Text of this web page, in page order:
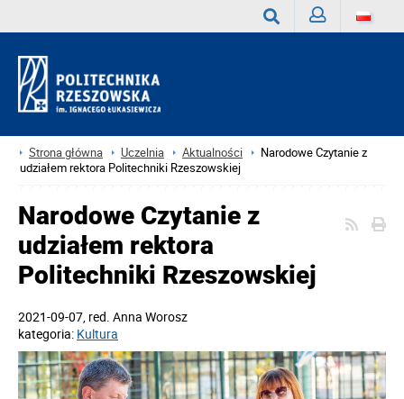
Strona główna Uczelnia Aktualności
Narodowe Czytanie z
udziałem rektora Politechniki Rzeszowskiej
Narodowe Czytanie z
udziałem rektora
Politechniki Rzeszowskiej
2021-09-07, red. Anna Worosz
kategoria: Kultura